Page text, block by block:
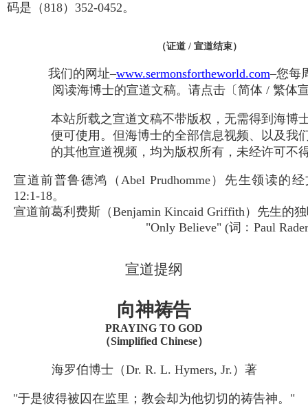
码是（818）352-0452。
（证道 / 宣道结束）
我们的网址–www.sermonsfortheworld.com–您每
阅读海博士的宣道文稿。请点击〔简体 / 繁体
本站所载之宣道文稿不带版权，无需得到海博
便可使用。但海博士的全部信息视频、以及我
的其他宣道视频，均为版权所有，未经许可不
宣道前普鲁德鸿（Abel Prudhomme）先生领读的
12:1-18。
宣道前葛利费斯（Benjamin Kincaid Griffith）先生的
"Only Believe" (词﹕Paul
宣道提纲
向神祷告
PRAYING TO GOD
（Simplified Chinese）
海罗伯博士（Dr. R. L. Hymers, Jr.）著
"于是彼得被囚在监里；教会却为他切切的祷告神。"